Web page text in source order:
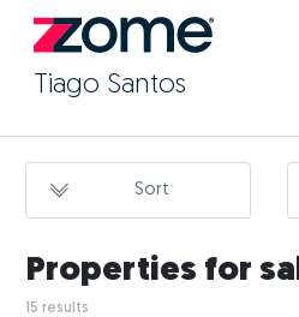
Tiago Santos
Sort
Properties for
15 results